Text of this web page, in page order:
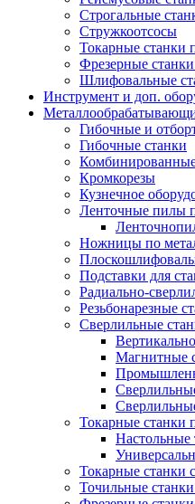
Строгальные
Стружкоотсосы
Токарные станки
Фрезерные
Шлифовальные
Инструмент и доп.
Гибочные и
Гибочные станки
Кромкорезы
Кузнечное
Ленточные пилы
Ножницы по
Подставки для
Радиально-
Резьбонарезные
Сверлильные
Магнитные
Токарные станки
Настольные
Токарные станки
Точильные